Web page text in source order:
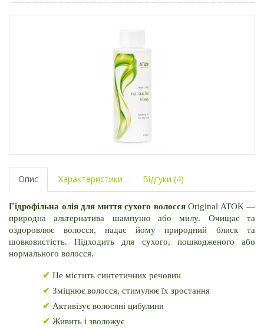
Опис Характеристики Відгуки (4)
Гідрофільна олія для миття сухого волосся Original ATOK —
природна альтернатива шампуню або милу. Очищає та
оздоровлює волосся, надає йому природний блиск та
шовковистість. Підходить для сухого, пошкодженого або
нормального волосся.
✔ Не містить синтетичних речовин
✔ Зміцнює волосся, стимулює їх зростання
✔ Активізує волосяні цибулини
✔ Живить і зволожує